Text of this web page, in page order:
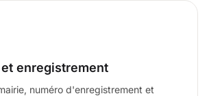
enregistrement
numéro d'enregistrement et